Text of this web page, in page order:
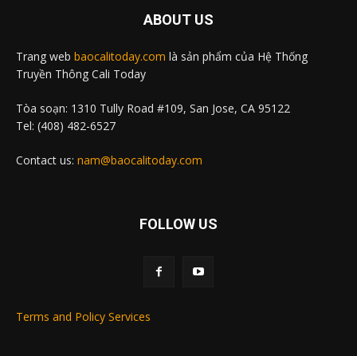
ABOUT US
Trang web baocalitoday.com là sản phẩm của Hệ Thống
Truyền Thông Cali Today
Tòa soạn: 1310 Tully Road #109, San Jose, CA 95122
Tel: (408) 482-6527
Contact us: nam@baocalitoday.com
FOLLOW US
Terms and Policy Services